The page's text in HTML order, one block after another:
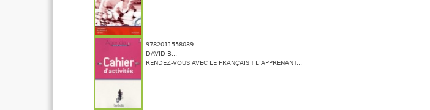
9782011558039
DAVID B...
RENDEZ-VOUS AVEC LE FRANÇAIS ! L’APPRENANT...